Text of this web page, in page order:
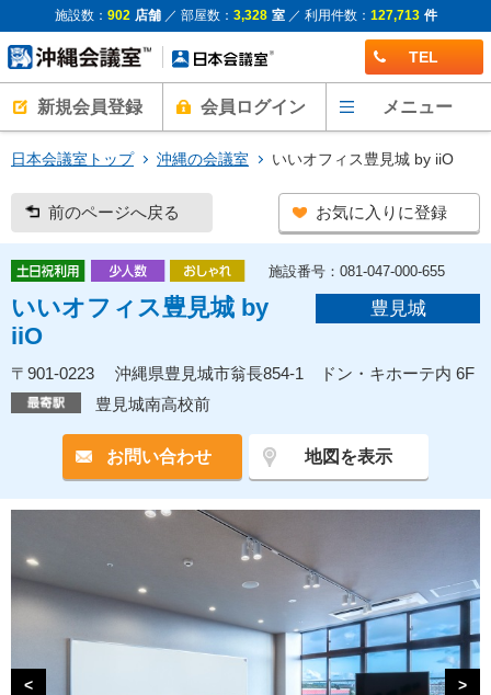
施設数： 902 店舗／ 部屋数： 3,328 室／ 利用件数： 127,713 件
TEL
新規会員登録 会員ログイン メニュー
日本会議室トップ 沖縄の会議室 いいオフィス豊見城 by iiO
前のページへ戻る お気に入りに登録
施設番号：081-047-000-655
いいオフィス豊見城 by
iiO
豊見城
〒901-0223 沖縄県豊見城市翁長854-1 ドン・キホーテ内 6F
豊見城南高校前
お問い合わせ 地図を表示
< >